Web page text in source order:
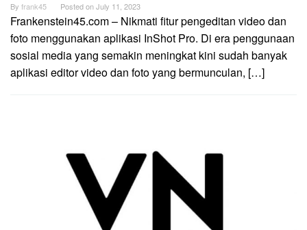
By frank45 Posted onJuly 11, 2023
Frankenstein45.com – Nikmati fitur pengeditan video dan
foto menggunakan aplikasi InShot Pro. Di era penggunaan
sosial media yang semakin meningkat kini sudah banyak
aplikasi editor video dan foto yang bermunculan, […]